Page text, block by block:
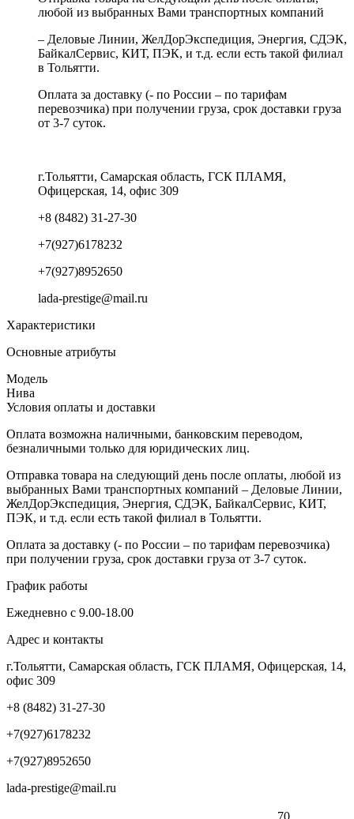
любой из выбранных Вами транспортных компаний
– Деловые Линии, ЖелДорЭкспедиция, Энергия, СДЭК,
БайкалСервис, КИТ, ПЭК, и т.д. если есть такой филиал
в Тольятти.
Оплата за доставку (- по России – по тарифам
перевозчика) при получении груза, срок доставки груза
от 3-7 суток.
г.Тольятти, Самарская область, ГСК ПЛАМЯ,
Офицерская, 14, офис 309
+8 (8482) 31-27-30
+7(927)6178232
+7(927)8952650
lada-prestige@mail.ru
Характеристики
Основные атрибуты
Модель
Нива
Условия оплаты и доставки
Оплата возможна наличными, банковским переводом,
безналичными только для юридических лиц.
Отправка товара на следующий день после оплаты, любой из
выбранных Вами транспортных компаний – Деловые Линии,
ЖелДорЭкспедиция, Энергия, СДЭК, БайкалСервис, КИТ,
ПЭК, и т.д. если есть такой филиал в Тольятти.
Оплата за доставку (- по России – по тарифам перевозчика)
при получении груза, срок доставки груза от 3-7 суток.
График работы
Ежедневно с 9.00-18.00
Адрес и контакты
г.Тольятти, Самарская область, ГСК ПЛАМЯ, Офицерская, 14,
офис 309
+8 (8482) 31-27-30
+7(927)6178232
+7(927)8952650
lada-prestige@mail.ru
70